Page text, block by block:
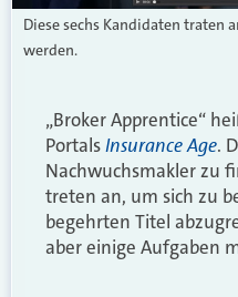
Diese sechs Kandidaten traten
werden.
„Broker Apprentice“
PortalsInsurance Age.
Nachwuchsmakler zu
treten an, um sich zu
begehrten Titel
aber einige Aufgaben